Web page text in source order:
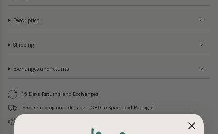
Description
Shipping
Exchanges and returns
15 Days Returns and Exchanges
Free shipping on orders over €89 in Spain and Portugal